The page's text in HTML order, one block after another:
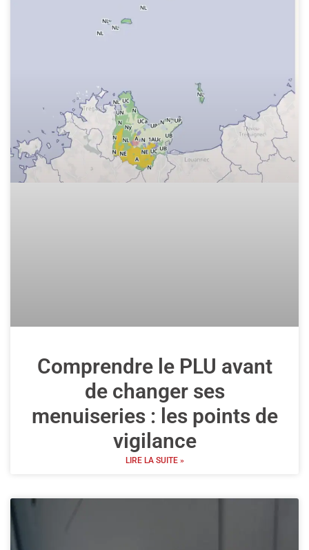
Comprendre le PLU avant
de changer ses
menuiseries : les points de
vigilance
LIRE LA SUITE »